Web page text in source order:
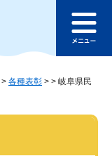
ュ
> 各種表彰 > > 岐阜県民